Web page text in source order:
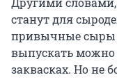
станут для
привычные сыры
выпускать можно
заквасках. Но не